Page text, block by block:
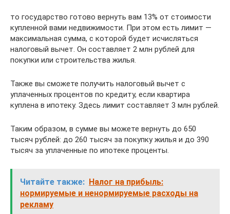
то государство готово вернуть вам 13% от стоимости
купленной вами недвижимости. При этом есть лимит —
максимальная сумма, с которой будет исчисляться
налоговый вычет. Он составляет 2 млн рублей для
покупки или строительства жилья.
Также вы сможете получить налоговый вычет с
уплаченных процентов по кредиту, если квартира
куплена в ипотеку. Здесь лимит составляет 3 млн рублей.
Таким образом, в сумме вы можете вернуть до 650
тысяч рублей: до 260 тысяч за покупку жилья и до 390
тысяч за уплаченные по ипотеке проценты.
Читайте также: Налог на прибыль:
нормируемые и ненормируемые расходы на
рекламу